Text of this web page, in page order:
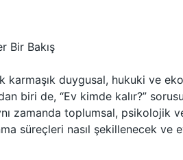
Bir Bakış
karmaşık duygusal, hukuki ve
biri de, “Ev kimde kalır?”
zamanda toplumsal, psikolojik
süreçleri nasıl şekillenecek ve